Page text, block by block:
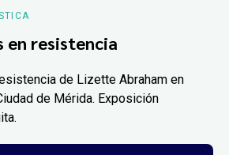
en resistencia
de Lizette Abraham en
de Mérida. Exposición